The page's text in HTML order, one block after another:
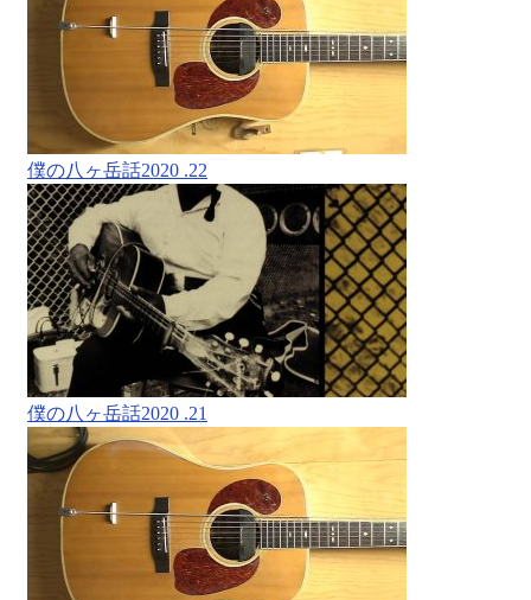
僕の八ヶ岳話2020 .22
僕の八ヶ岳話2020 .21